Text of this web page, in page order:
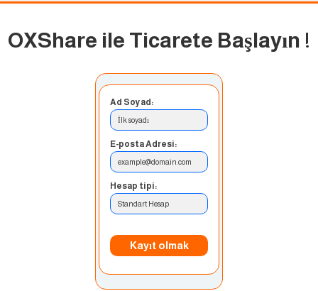
OXShare ile Ticarete Başlayın !
Ad Soyad:
İlk soyadı
E-posta Adresi:
example@domain.com
Hesap tipi:
Standart Hesap
Kayıt olmak